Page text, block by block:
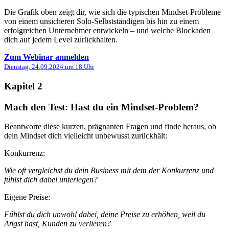
Die Grafik oben zeigt dir, wie sich die typischen Mindset-Probleme
von einem unsicheren Solo-Selbstständigen bis hin zu einem
erfolgreichen Unternehmer entwickeln – und welche Blockaden
dich auf jedem Level zurückhalten.
Zum Webinar anmelden
Dienstag, 24.09.2024 um 18 Uhr
Kapitel 2
Mach den Test: Hast du ein Mindset-Problem?
Beantworte diese kurzen, prägnanten Fragen und finde heraus, ob
dein Mindset dich vielleicht unbewusst zurückhält:
Konkurrenz:
Wie oft vergleichst du dein Business mit dem der Konkurrenz und
fühlst dich dabei unterlegen?
Eigene Preise:
Fühlst du dich unwohl dabei, deine Preise zu erhöhen, weil du
Angst hast, Kunden zu verlieren?